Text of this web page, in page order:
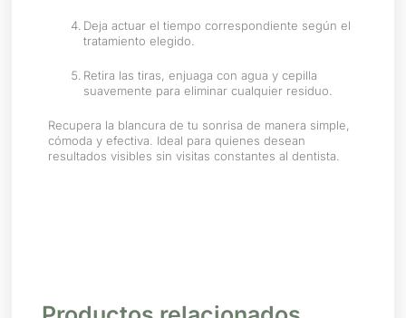
Deja actuar el tiempo correspondiente según el
tratamiento elegido.
Retira las tiras, enjuaga con agua y cepilla
suavemente para eliminar cualquier residuo.
Recupera la blancura de tu sonrisa de manera simple,
cómoda y efectiva. Ideal para quienes desean
resultados visibles sin visitas constantes al dentista.